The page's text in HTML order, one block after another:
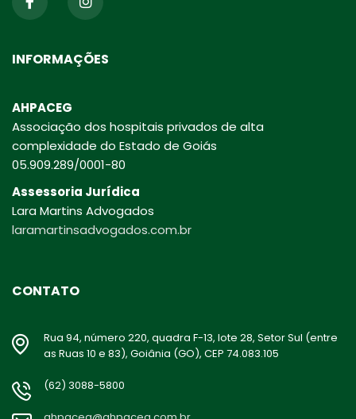
INFORMAÇÕES
AHPACEG
Associação dos hospitais privados de alta
complexidade do Estado de Goiás
05.909.289/0001-80
Assessoria Jurídica
Lara Martins Advogados
laramartinsadvogados.com.br
CONTATO
Rua 94, número 220, quadra F-13, lote 28, Setor Sul (entre
as Ruas 10 e 83), Goiânia (GO), CEP 74.083.105
(62) 3088-5800